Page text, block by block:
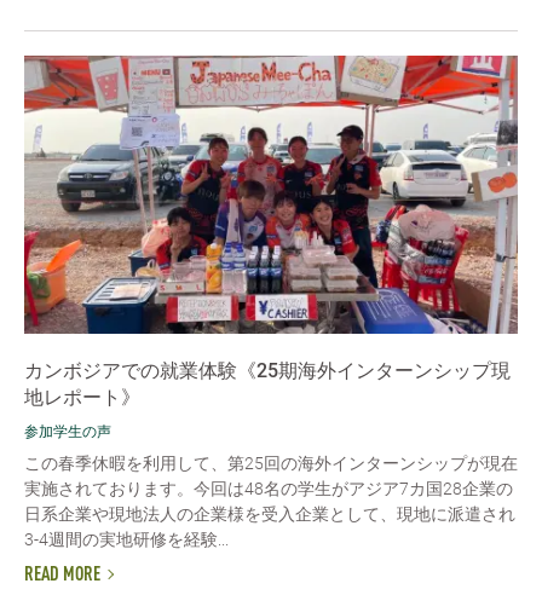
カンボジアでの就業体験《25期海外インターンシップ現
地レポート》
参加学生の声
この春季休暇を利用して、第25回の海外インターンシップが現在
実施されております。今回は48名の学生がアジア7カ国28企業の
日系企業や現地法人の企業様を受入企業として、現地に派遣され
3-4週間の実地研修を経験...
READ MORE